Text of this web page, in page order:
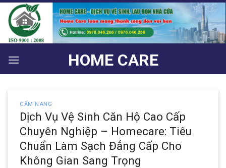
Bỏ
qua
nội
dung
HOME CARE
CẨM NANG
Dịch Vụ Vệ Sinh Căn Hộ Cao Cấp
Chuyên Nghiệp – Homecare: Tiêu
Chuẩn Làm Sạch Đẳng Cấp Cho
Không Gian Sang Trọng